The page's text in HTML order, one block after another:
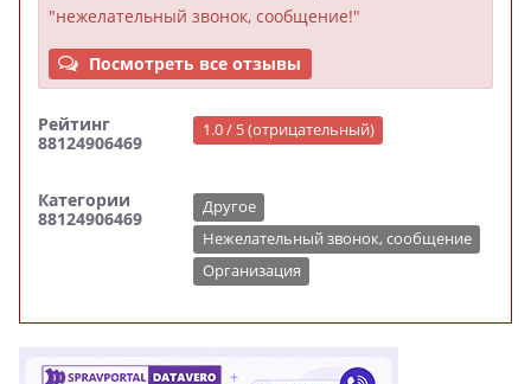
"нежелательный звонок, сообщение!"
Посмотреть все отзывы
Рейтинг
88124906469
1.0 / 5 (отрицательный)
Категории
88124906469
Другое
Нежелательный звонок, сообщение
Организация